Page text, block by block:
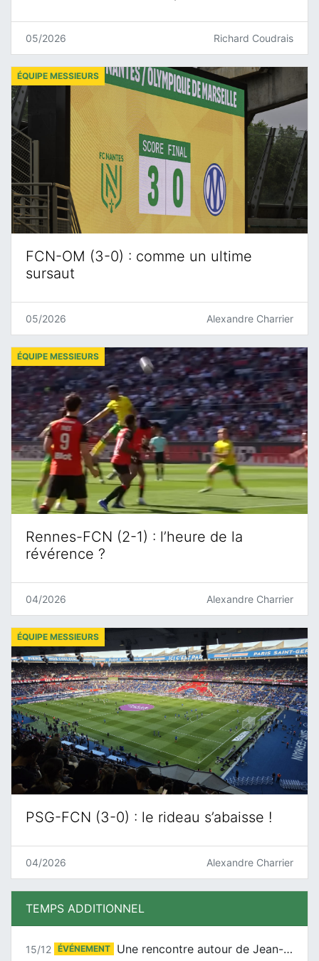
05/2026 Richard Coudrais
FCN-OM (3-0) : comme un ultime
sursaut
ÉQUIPE MESSIEURS
05/2026 Alexandre Charrier
Rennes-FCN (2-1) : l’heure de la
révérence ?
ÉQUIPE MESSIEURS
04/2026 Alexandre Charrier
PSG-FCN (3-0) : le rideau s’abaisse !
ÉQUIPE MESSIEURS
04/2026 Alexandre Charrier
TEMPS ADDITIONNEL
15/12 ÉVÉNEMENT Une rencontre autour de Jean-Claude Suaudeau